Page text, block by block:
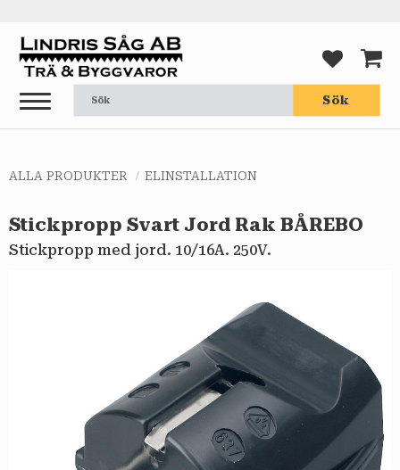
Meny
Sök
ALLA PRODUKTER ELINSTALLATION
Stickpropp Svart Jord Rak BÅREBO
Stickpropp med jord. 10/16A. 250V.